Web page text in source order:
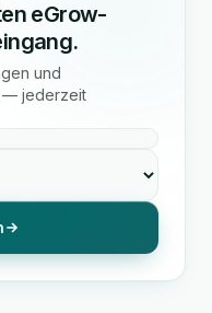
eGrow-
und
— jederzeit